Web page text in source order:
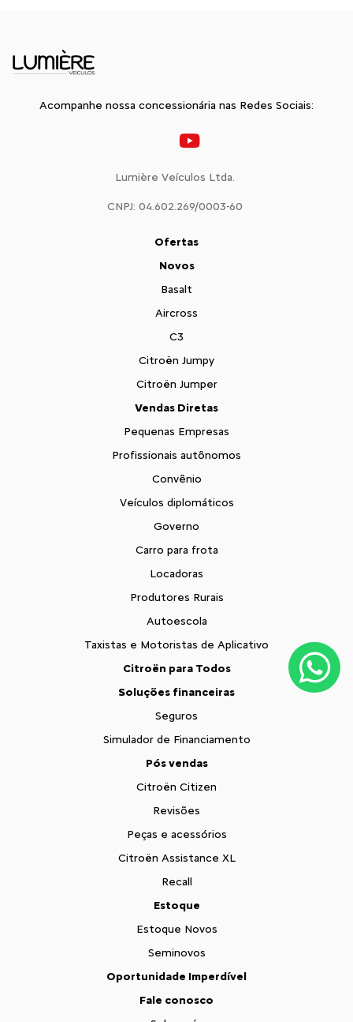
Acompanhe nossa concessionária nas Redes Sociais:
Lumière Veículos Ltda.
CNPJ: 04.602.269/0003-60
Ofertas
Novos
Basalt
Aircross
C3
Citroën Jumpy
Citroën Jumper
Vendas Diretas
Pequenas Empresas
Profissionais autônomos
Convênio
Veículos diplomáticos
Governo
Carro para frota
Locadoras
Produtores Rurais
Autoescola
Taxistas e Motoristas de Aplicativo
Citroën para Todos
Soluções financeiras
Seguros
Simulador de Financiamento
Pós vendas
Citroën Citizen
Revisões
Peças e acessórios
Citroën Assistance XL
Recall
Estoque
Estoque Novos
Seminovos
Oportunidade Imperdível
Fale conosco